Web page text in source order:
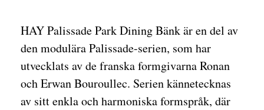
HAY Palissade Park Dining Bänk är en del av
den modulära Palissade-serien, som har
utvecklats av de franska formgivarna Ronan
och Erwan Bouroullec. Serien kännetecknas
av sitt enkla och harmoniska formspråk, där